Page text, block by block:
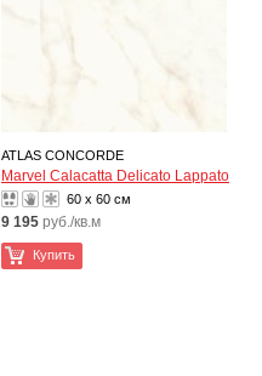
ATLAS CONCORDE
Marvel Calacatta Delicato Lappato
60 x 60 см
9 195 руб./кв.м
Купить